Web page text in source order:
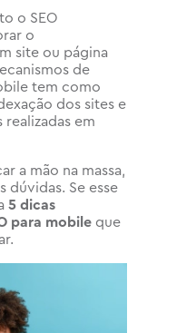
o SEO
o
site ou página
de
tem como
dos sites e
realizadas em
a mão na massa,
dúvidas. Se esse
5 dicas
para mobile que